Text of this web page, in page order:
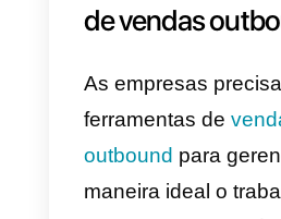
ferramentas é
otimizar seu
outbound.
de vendas